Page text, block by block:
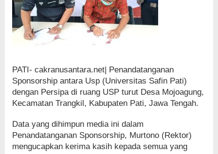
PATI- cakranusantara.net| Penandatanganan
Sponsorship antara Usp (Universitas Safin Pati)
dengan Persipa di ruang USP turut Desa Mojoagung,
Kecamatan Trangkil, Kabupaten Pati, Jawa Tengah.
Data yang dihimpun media ini dalam
Penandatanganan Sponsorship, Murtono (Rektor)
mengucapkan kerima kasih kepada semua yang